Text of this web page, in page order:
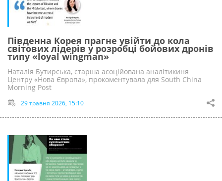
Південна Корея прагне увійти до кола
світових лідерів у розробці бойових дронів
типу «loyal wingman»
Наталія Бутирська, старша асоційована аналітикиня
Центру «Нова Європа», прокоментувала для South China
Morning Post
29 травня 2026, 15:10